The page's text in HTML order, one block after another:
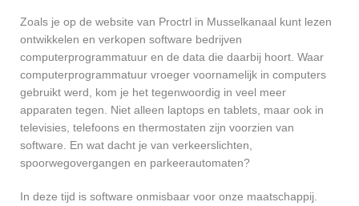
Zoals je op de website van Proctrl in Musselkanaal kunt lezen
ontwikkelen en verkopen software bedrijven
computerprogrammatuur en de data die daarbij hoort. Waar
computerprogrammatuur vroeger voornamelijk in computers
gebruikt werd, kom je het tegenwoordig in veel meer
apparaten tegen. Niet alleen laptops en tablets, maar ook in
televisies, telefoons en thermostaten zijn voorzien van
software. En wat dacht je van verkeerslichten,
spoorwegovergangen en parkeerautomaten?
In deze tijd is software onmisbaar voor onze maatschappij.